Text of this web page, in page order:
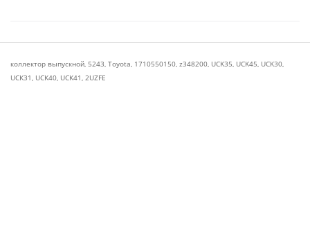
коллектор выпускной, 5243, Toyota, 1710550150, z348200, UCK35, UCK45, UCK30,
UCK31, UCK40, UCK41, 2UZFE